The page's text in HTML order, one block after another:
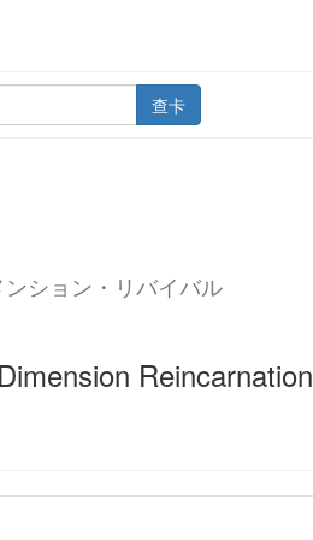
查卡
ション・リバイバル
Reincarnation